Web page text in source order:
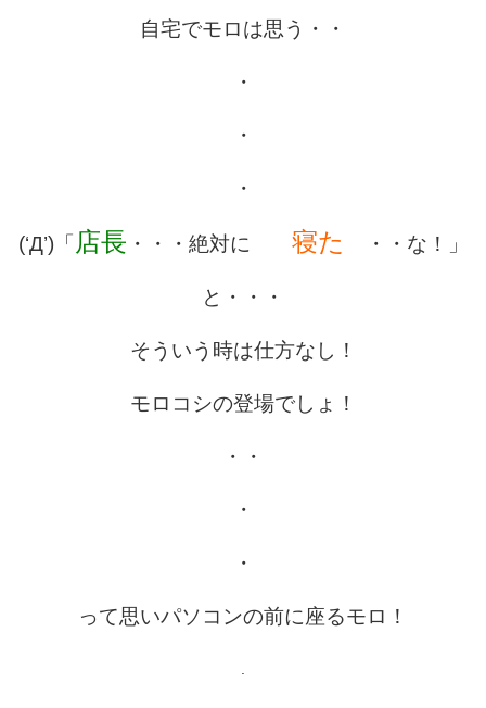
自宅でモロは思う・・
・
・
・
(‘Д’)「 店長 ・・・絶対に 寝た ・・な！」
と・・・
そういう時は仕方なし！
モロコシの登場でしょ！
・・
・
・
って思いパソコンの前に座るモロ！
.